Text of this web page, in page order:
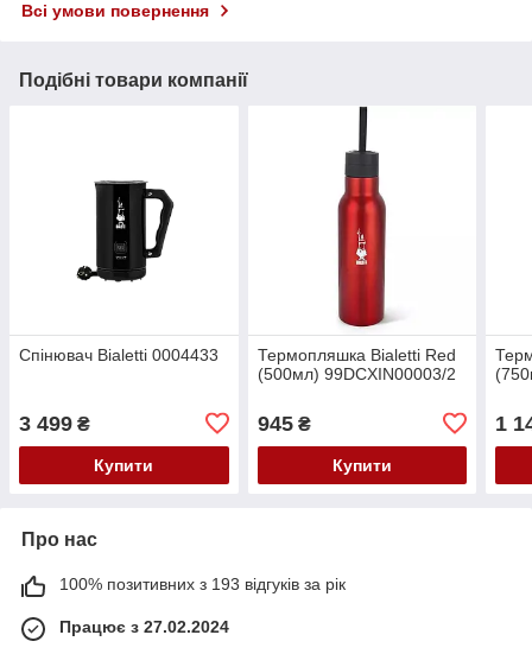
Всі умови повернення
Подібні товари компанії
Спінювач Bialetti 0004433
3 499 ₴
Купити
Термопляшка Bialetti Red
(500мл) 99DCXIN00003/2
945₴
Купити
1
Про нас
100% позитивних з 193 відгуків за рік
Працює з 27.02.2024